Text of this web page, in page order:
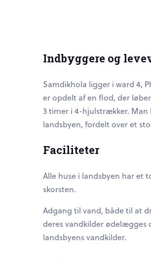
Indbyggere og
Samdikhola ligger i ward 4,
er opdelt af en flod, der
3 timer i 4-hjulstrækker. Man
landsbyen, fordelt over et
Faciliteter
Alle huse i landsbyen har et
skorsten.
Adgang til vand, både til at
deres vandkilder
landsbyens vandkilder.